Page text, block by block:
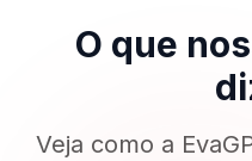
O que
Veja como a